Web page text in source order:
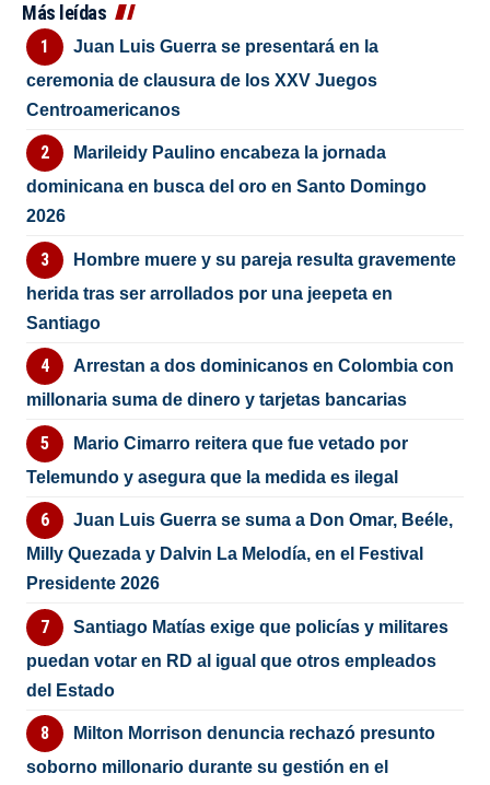
Más leídas
Juan Luis Guerra se presentará en la
ceremonia de clausura de los XXV Juegos
Centroamericanos
Marileidy Paulino encabeza la jornada
dominicana en busca del oro en Santo Domingo
2026
Hombre muere y su pareja resulta gravemente
herida tras ser arrollados por una jeepeta en
Santiago
Arrestan a dos dominicanos en Colombia con
millonaria suma de dinero y tarjetas bancarias
Mario Cimarro reitera que fue vetado por
Telemundo y asegura que la medida es ilegal
Juan Luis Guerra se suma a Don Omar, Beéle,
Milly Quezada y Dalvin La Melodía, en el Festival
Presidente 2026
Santiago Matías exige que policías y militares
puedan votar en RD al igual que otros empleados
del Estado
Milton Morrison denuncia rechazó presunto
soborno millonario durante su gestión en el